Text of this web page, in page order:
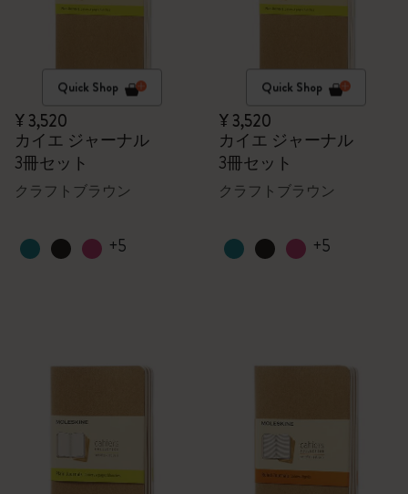
Quick Shop
¥ 3,520
カイエ ジャーナル
3冊セット
クラフトブラウン
+5
Quick Shop
¥ 3,520
カイエ ジャーナル
3冊セット
クラフトブラウン
+5